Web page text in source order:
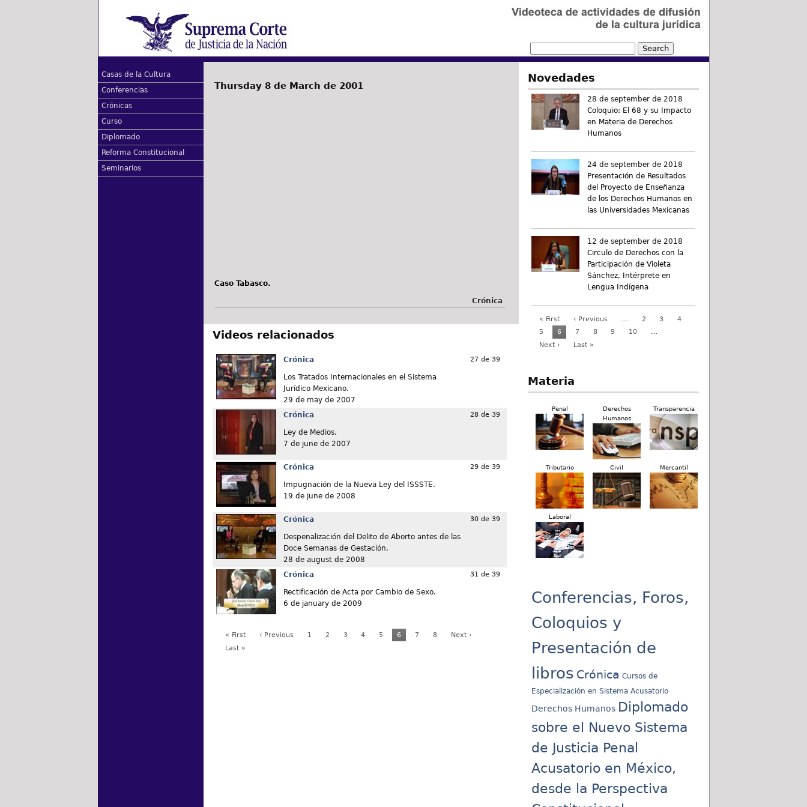
Casas de la Cultura
Conferencias
Crónicas
Curso
Diplomado
Reforma Constitucional
Seminarios
Thursday 8 de March de 2001
Caso Tabasco.
Crónica
Videos relacionados
Crónica
Los Tratados Internacionales en el Sistema
Jurídico Mexicano.
29 de may de 2007
27 de 39
Crónica
Ley de Medios.
7 de june de 2007
28 de 39
Crónica
Impugnación de la Nueva Ley del ISSSTE.
19 de june de 2008
29 de 39
Crónica
Despenalización del Delito de Aborto antes de las
Doce Semanas de Gestación.
28 de august de 2008
30 de 39
Crónica
Rectificación de Acta por Cambio de Sexo.
6 de january de 2009
31 de 39
« First ‹ Previous 1 2 3 4 5 6 7 8
Next ›
Last »
Novedades
28 de september de 2018
Coloquio: El 68 y su Impacto
en Materia de Derechos
Humanos
24 de september de 2018
Presentación de Resultados
del Proyecto de Enseñanza
de los Derechos Humanos en
las Universidades Mexicanas
12 de september de 2018
Circulo de Derechos con la
Participación de Violeta
Sánchez, Intérprete en
Lengua Indígena
« First ‹ Previous … 2 3
4
5
6 7 8 9 10
…
Next ›
Last »
Materia
Penal
Derechos
Humanos
Transparencia
Tributario Civil Mercantil
Laboral
Conferencias, Foros,
Coloquios y
Presentación de
libros Crónica Cursos de
Especialización en Sistema Acusatorio
Derechos Humanos Diplomado
sobre el Nuevo Sistema
de Justicia Penal
Acusatorio en México,
desde la Perspectiva